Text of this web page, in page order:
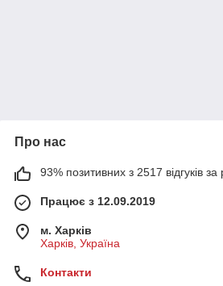
Про нас
93% позитивних з 2517 відгуків за
Працює з 12.09.2019
м. Харків
Харків, Україна
Контакти